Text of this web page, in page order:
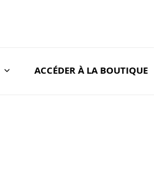
ACCÉDER À LA BOUTIQUE